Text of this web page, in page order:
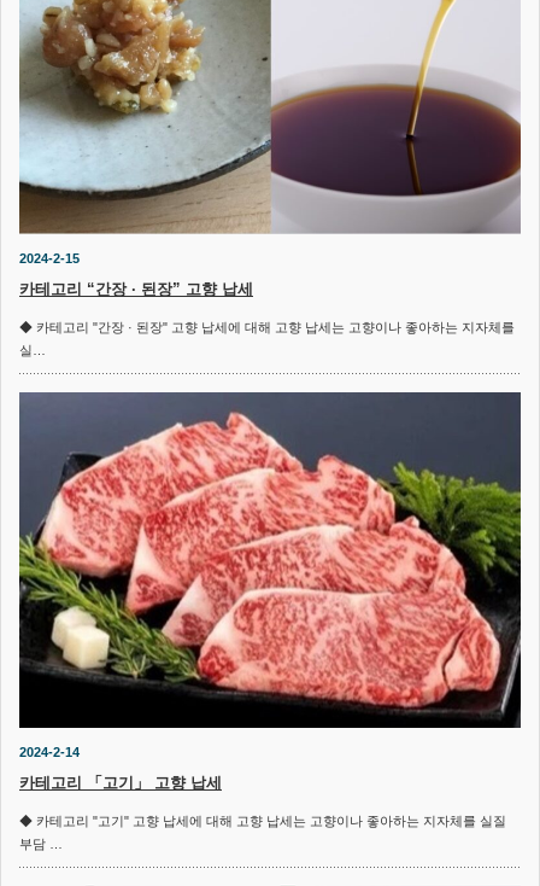
2024-2-15
카테고리 “간장 · 된장” 고향 납세
◆ 카테고리 "간장 · 된장" 고향 납세에 대해 고향 납세는 고향이나 좋아하는 지자체를
실…
2024-2-14
카테고리 「고기」 고향 납세
◆ 카테고리 "고기" 고향 납세에 대해 고향 납세는 고향이나 좋아하는 지자체를 실질
부담 …